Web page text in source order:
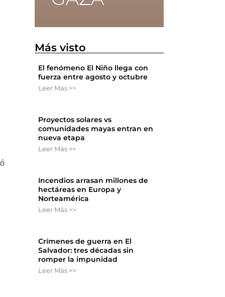
Más visto
El fenómeno El Niño llega con
fuerza entre agosto y octubre
Leer Más >>
Proyectos solares vs
comunidades mayas entran en
nueva etapa
Leer Más >>
Incendios arrasan millones de
hectáreas en Europa y
Norteamérica
Leer Más >>
Crímenes de guerra en El
Salvador: tres décadas sin
romper la impunidad
Leer Más >>